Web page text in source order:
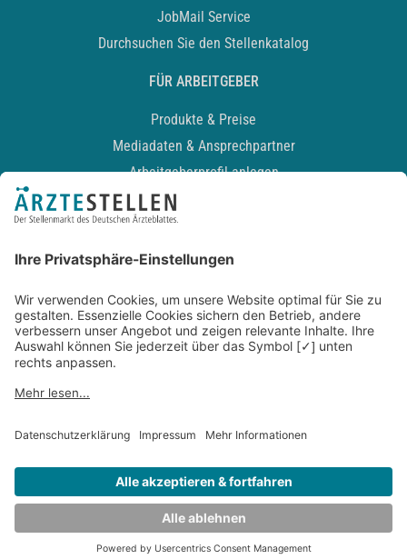
JobMail Service
Durchsuchen Sie den Stellenkatalog
FÜR ARBEITGEBER
Produkte & Preise
Mediadaten & Ansprechpartner
Arbeitgeberprofil anlegen
Recruiting-Podcast
Kontakt
Datenschutz
Newsletter
Entwickelt durchJOBIQO